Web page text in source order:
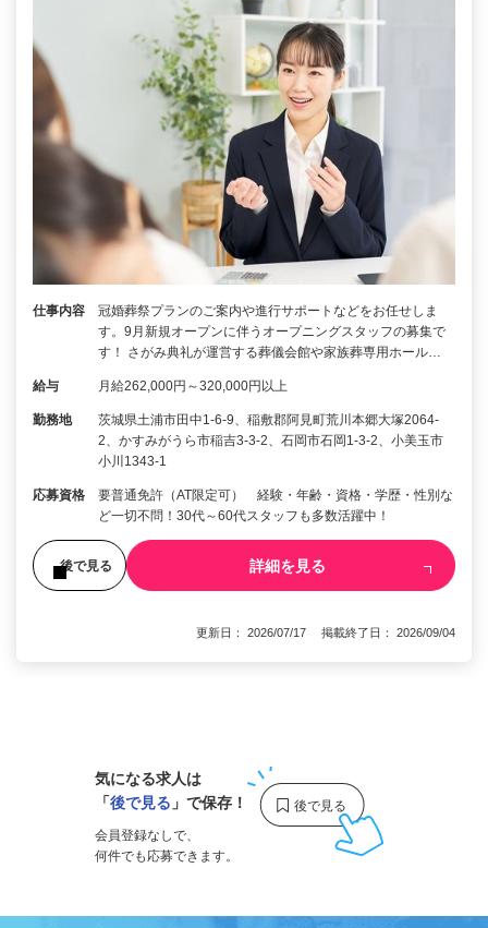
仕事内容
冠婚葬祭プランのご案内や進行サポートなどをお任せしま
す。9月新規オープンに伴うオープニングスタッフの募集で
す！ さがみ典礼が運営する葬儀会館や家族葬専用ホール…
給与 月給262,000円～320,000円以上
勤務地
茨城県土浦市田中1-6-9、稲敷郡阿見町荒川本郷大塚2064-
2、かすみがうら市稲吉3-3-2、石岡市石岡1-3-2、小美玉市
小川1343-1
応募資格
要普通免許（AT限定可） 経験・年齢・資格・学歴・性別な
ど一切不問！30代～60代スタッフも多数活躍中！
後で見る 詳細を見る
更新日： 2026/07/17 掲載終了日： 2026/09/04
気になる求人は
「後で見る 」で保存！
会員登録なしで、
何件でも応募できます。